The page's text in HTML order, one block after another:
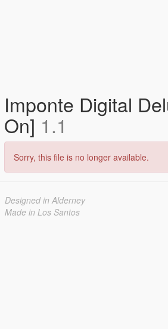
Imponte Digital
On] 1.1
Sorry, this file is no longer available.
Designed in Alderney
Made in Los Santos